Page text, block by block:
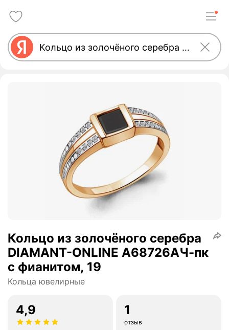
Кольцо из золочёного серебра
DIAMANT-ONLINE А68726АЧ-пк
с фианитом, 19
Кольца ювелирные
4,9 1
отзыв